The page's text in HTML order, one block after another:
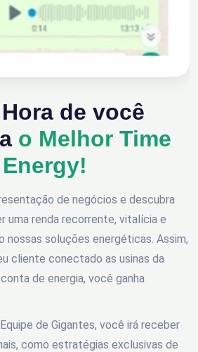
de você
o Melhor Time
de negócios e descubra
uma renda recorrente, vitalícia e
nossas soluções energéticas. Assim,
cliente conectado as usinas da
de energia, você ganha
de Gigantes, você irá receber
como estratégias exclusivas de